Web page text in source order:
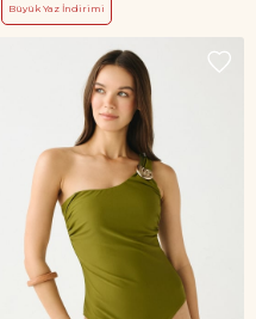
Büyük Yaz İndirimi